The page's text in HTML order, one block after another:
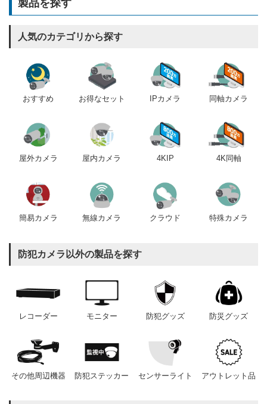
製品を探す
人気のカテゴリから探す
おすすめ お得なセット IPカメラ 同軸カメラ
屋外カメラ 屋内カメラ 4KIP 4K同軸
簡易カメラ 無線カメラ クラウド 特殊カメラ
防犯カメラ以外の製品を探す
レコーダー モニター 防犯グッズ 防災グッズ
その他周辺機器 防犯ステッカー センサーライト アウトレット品